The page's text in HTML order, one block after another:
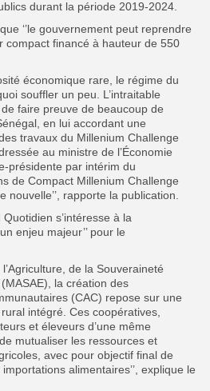
durant la période 2019-2024.
‘’le gouvernement peut reprendre
financé à hauteur de 550
économique rare, le régime du
souffler un peu. L’intraitable
faire preuve de beaucoup de
en lui accordant une
travaux du Millenium Challenge
au ministre de l’Économie
présidente par intérim du
de Compact Millenium Challenge
rapporte la publication.
s’intéresse à la
enjeu majeur’’ pour le
de la Souveraineté
la création des
(CAC) repose sur une
intégré. Ces coopératives,
et éleveurs d’une même
mutualiser les ressources et
avec pour objectif final de
alimentaires’’, explique le